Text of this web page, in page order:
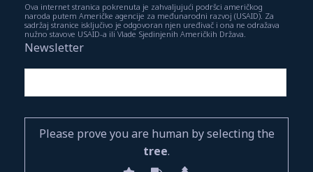
Ova internet stranica pokrenuta je zahvaljujući podršci američkog
naroda putem Američke agencije za međunarodni razvoj (USAID). Za
sadržaj stranice isključivo je odgovoran njen uređivač i ona ne odražava
nužno stavove USAID-a ili Vlade Sjedinjenih Američkih Država.
Newsletter
Please prove you are human by selecting the
tree.